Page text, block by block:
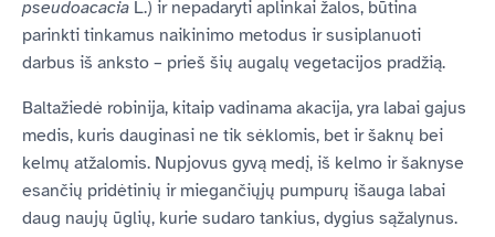
pseudoacacia L.) ir nepadaryti aplinkai žalos, būtina
parinkti tinkamus naikinimo metodus ir susiplanuoti
darbus iš anksto – prieš šių augalų vegetacijos pradžią.
Baltažiedė robinija, kitaip vadinama akacija, yra labai gajus
medis, kuris dauginasi ne tik sėklomis, bet ir šaknų bei
kelmų atžalomis. Nupjovus gyvą medį, iš kelmo ir šaknyse
esančių pridėtinių ir miegančiųjų pumpurų išauga labai
daug naujų ūglių, kurie sudaro tankius, dygius sąžalynus.